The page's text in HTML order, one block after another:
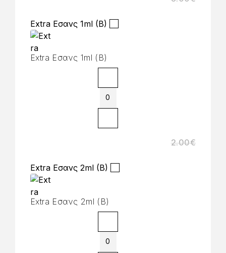
Extra Εσανς 1ml (B)
Extra Εσανς 1ml (B)
2.00€
Extra Εσανς 2ml (B)
Extra Εσανς 2ml (B)